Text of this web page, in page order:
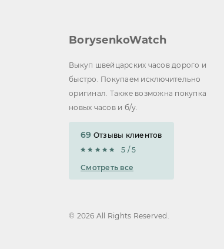
BorysenkoWatch
Выкуп швейцарских часов дорого и
быстро. Покупаем исключительно
оригинал. Также возможна покупка
новых часов и б/у.
69 Отзывы клиентов
5 / 5
Смотреть все
© 2026 All Rights Reserved.